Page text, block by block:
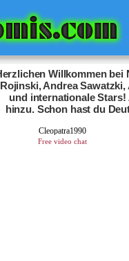
Willkommen bei
Rojinski, Andrea
und internationale
hinzu. Schon hast du